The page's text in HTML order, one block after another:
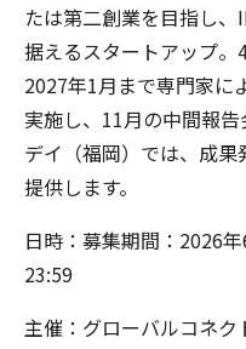
たは第二創業を目指し
据えるスタートアップ
2027年1月まで専門家に
実施し、11月の中間報
デイ（福岡）では、成
提供します。
日時：募集期間：2026
23:59
主催：グローバルコネク